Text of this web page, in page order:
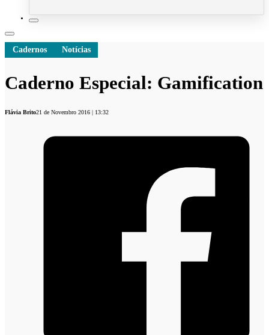
Cadernos Notícias
Caderno Especial: Gamification
Flávia Brito21 de Novembro 2016 | 13:32